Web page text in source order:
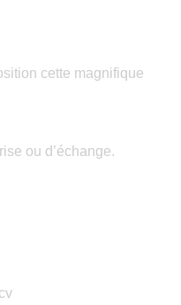
cette magnifique
ou d’échange.